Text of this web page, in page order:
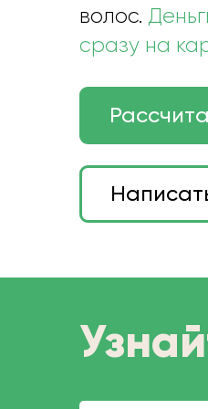
волос.
сразу на